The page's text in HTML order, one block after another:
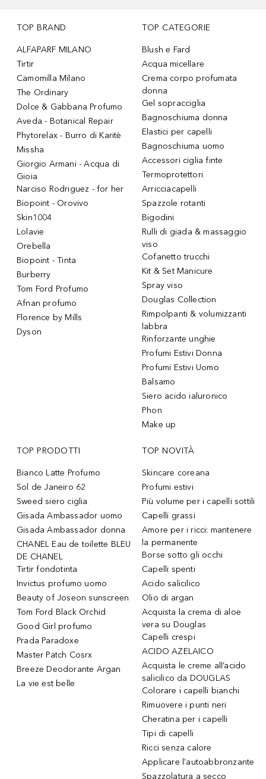
TOP BRAND
ALFAPARF MILANO
Tirtir
Camomilla Milano
The Ordinary
Dolce & Gabbana Profumo
Aveda - Botanical Repair
Phytorelax - Burro di Karitè
Missha
Giorgio Armani - Acqua di
Gioia
Narciso Rodriguez - for her
Biopoint - Orovivo
Skin1004
Lolavie
Orebella
Biopoint - Tinta
Burberry
Tom Ford Profumo
Afnan profumo
Florence by Mills
Dyson
TOP CATEGORIE
Blush e Fard
Acqua micellare
Crema corpo profumata
donna
Gel sopracciglia
Bagnoschiuma donna
Elastici per capelli
Bagnoschiuma uomo
Accessori ciglia finte
Termoprotettori
Arricciacapelli
Spazzole rotanti
Bigodini
Rulli di giada & massaggio
viso
Cofanetto trucchi
Kit & Set Manicure
Spray viso
Douglas Collection
Rimpolpanti & volumizzanti
labbra
Rinforzante unghie
Profumi Estivi Donna
Profumi Estivi Uomo
Balsamo
Siero acido ialuronico
Phon
Make up
TOP PRODOTTI
Bianco Latte Profumo
Sol de Janeiro 62
Sweed siero ciglia
Gisada Ambassador uomo
Gisada Ambassador donna
CHANEL Eau de toilette BLEU
DE CHANEL
Tirtir fondotinta
Invictus profumo uomo
Beauty of Joseon sunscreen
Tom Ford Black Orchid
Good Girl profumo
Prada Paradoxe
Master Patch Cosrx
Breeze Deodorante Argan
La vie est belle
TOP NOVITÀ
Skincare coreana
Profumi estivi
Più volume per i capelli sottili
Capelli grassi
Amore per i ricci: mantenere
la permanente
Borse sotto gli occhi
Capelli spenti
Acido salicilico
Olio di argan
Acquista la crema di aloe
vera su Douglas
Capelli crespi
ACIDO AZELAICO
Acquista le creme all’acido
salicilico da DOUGLAS
Colorare i capelli bianchi
Rimuovere i punti neri
Cheratina per i capelli
Tipi di capelli
Ricci senza calore
Applicare l'autoabbronzante
Spazzolatura a secco